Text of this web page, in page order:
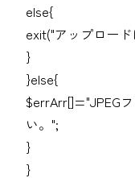
else{
exit("アップロード
}
}else{
$errArr[]="JPEG
い。";
}
}